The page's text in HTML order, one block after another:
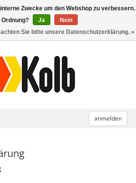
anmelden
Zwecke um den Webshop zu verbessern.
Ordnung?
Ja
Nein
Sie bitte unsere Datenschutzerklärung. »